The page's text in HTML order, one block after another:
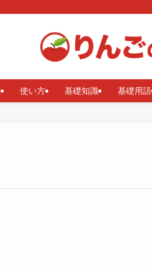
使い方 基礎知識 基礎用語